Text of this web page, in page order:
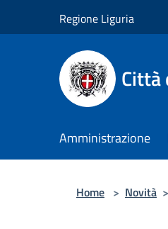
Regione Liguria
Città
Amministrazione
Home > Novità >